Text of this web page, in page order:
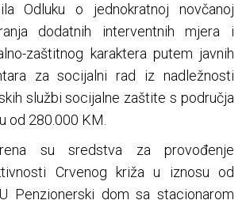
Odluku o jednokratnoj novčanoj
dodatnih interventnih mjera i
zaštitnog karaktera putem javnih
za socijalni rad iz nadležnosti
službi socijalne zaštite s područja
od 280.000 KM.
su sredstva za provođenje
Crvenog križa u iznosu od
Penzionerski dom sa stacionarom